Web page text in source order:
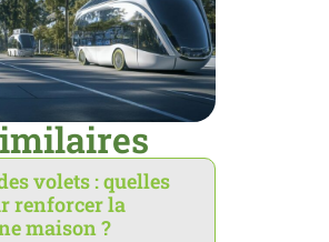
volets : quelles
renforcer la
maison ?